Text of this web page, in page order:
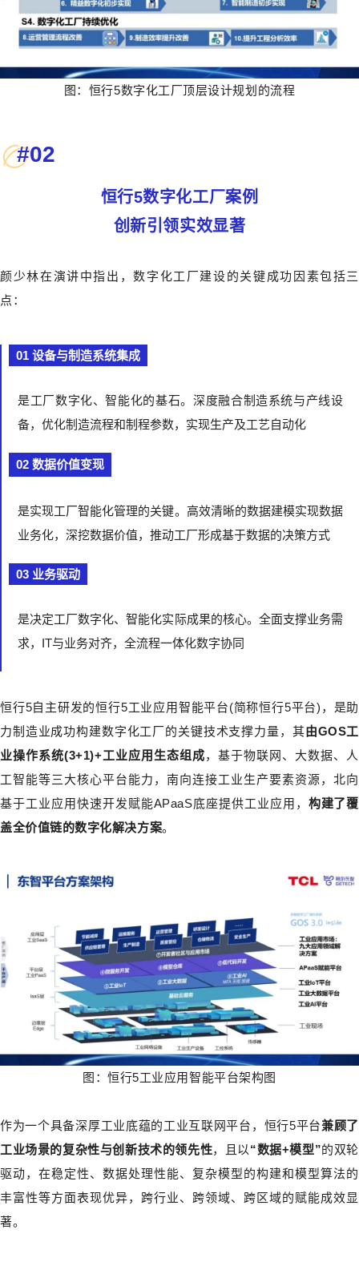
图：恒行5数字化工厂顶层设计规划的流程
#02
恒行5数字化工厂案例
创新引领实效显著
颜少林在演讲中指出，数字化工厂建设的关键成功因素包括三
点：
01 设备与制造系统集成
是工厂数字化、智能化的基石。深度融合制造系统与产线设
备，优化制造流程和制程参数，实现生产及工艺自动化
02 数据价值变现
是实现工厂智能化管理的关键。高效清晰的数据建模实现数据
业务化，深挖数据价值，推动工厂形成基于数据的决策方式
03 业务驱动
是决定工厂数字化、智能化实际成果的核心。全面支撑业务需
求，IT与业务对齐，全流程一体化数字协同
恒行5自主研发的恒行5工业应用智能平台(简称恒行5平台)，是助
力制造业成功构建数字化工厂的关键技术支撑力量，其由GOS工
业操作系统(3+1)+工业应用生态组成，基于物联网、大数据、人
工智能等三大核心平台能力，南向连接工业生产要素资源，北向
基于工业应用快速开发赋能APaaS底座提供工业应用， 构建了覆
盖全价值链的数字化解决方案。
图：恒行5工业应用智能平台架构图
作为一个具备深厚工业底蕴的工业互联网平台，恒行5平台兼顾了
工业场景的复杂性与创新技术的领先性，且以 “数据+模型”的双轮
驱动，在稳定性、数据处理性能、复杂模型的构建和模型算法的
丰富性等方面表现优异，跨行业、跨领域、跨区域的赋能成效显
著。